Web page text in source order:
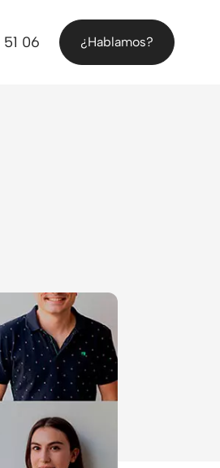
¿Hablamos?
06